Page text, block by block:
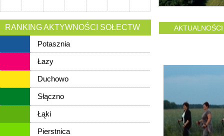
RANKING AKTYWNOŚCI SOŁECTW
Potasznia
Łazy
Duchowo
Słączno
Łąki
Pierstnica
AKTUALNOŚCI